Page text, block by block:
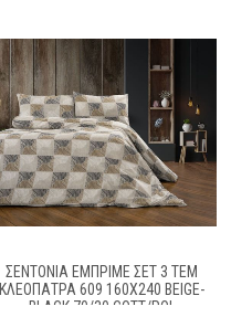
ΣΕΝΤΌΝΙΑ ΕΜΠΡΙΜΈ ΣΕΤ 3 ΤΕΜ
ΚΛΕΟΠΆΤΡΑ 609 160X240 BEIGE-
BLACK 70/30 COTT/POL